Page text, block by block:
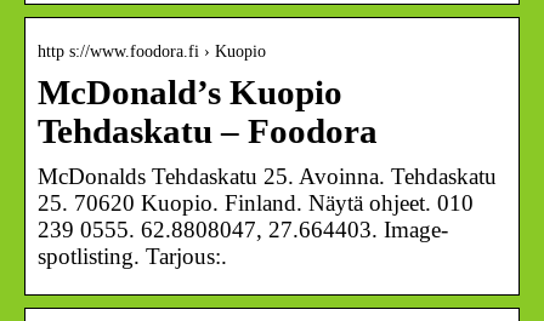
http s://www.foodora.fi › Kuopio
McDonald’s Kuopio
Tehdaskatu – Foodora
McDonalds Tehdaskatu 25. Avoinna. Tehdaskatu
25. 70620 Kuopio. Finland. Näytä ohjeet. 010
239 0555. 62.8808047, 27.664403. Image-
spotlisting. Tarjous:.